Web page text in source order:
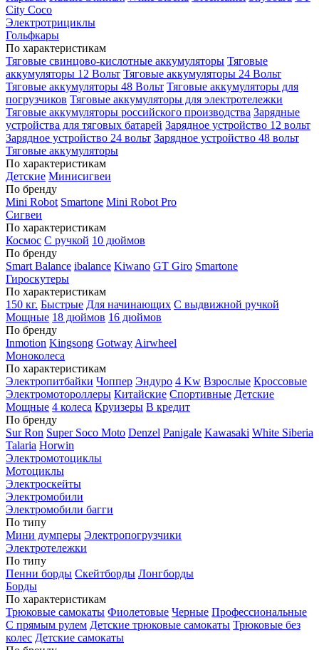
City Coco
Электротрициклы
Гольфкары
По характеристикам
Тяговые свинцово-кислотные аккумуляторы Тяговые
аккумуляторы 12 Вольт Тяговые аккумуляторы 24 Вольт
Тяговые аккумуляторы 48 Вольт Тяговые аккумуляторы для
погрузчиков Тяговые аккумуляторы для электротележки
Тяговые аккумуляторы российского производства Зарядные
устройства для тяговых батарей Зарядное устройство 12 вольт
Зарядное устройство 24 вольт Зарядное устройство 48 вольт
Тяговые аккумуляторы
По характеристикам
Детские Минисигвеи
По бренду
Mini Robot Smartone Mini Robot Pro
Сигвеи
По характеристикам
Космос С ручкой 10 дюймов
По бренду
Smart Balance ibalance Kiwano GT Giro Smartone
Гироскутеры
По характеристикам
150 кг. Быстрые Для начинающих С выдвижной ручкой
Мощные 18 дюймов 16 дюймов
По бренду
Inmotion Kingsong Gotway Airwheel
Моноколеса
По характеристикам
Электропитбайки Чоппер Эндуро 4 Kw Взрослые Кроссовые
Электромотороллеры Китайские Спортивные Детские
Мощные 4 колеса Круизеры В кредит
По бренду
Sur Ron Super Soco Moto Denzel Panigale Kawasaki White Siberia
Talaria Horwin
Электромотоциклы
Мотоциклы
Электроскейты
Электромобили
Электромобили багги
По типу
Мини думперы Электропогрузчики
Электротележки
По типу
Пенни борды Скейтборды Лонгборды
Борды
По характеристикам
Трюковые самокаты Фиолетовые Черные Профессиональные
С прямым рулем Детские трюковые самокаты Трюковые без
колес Детские самокаты